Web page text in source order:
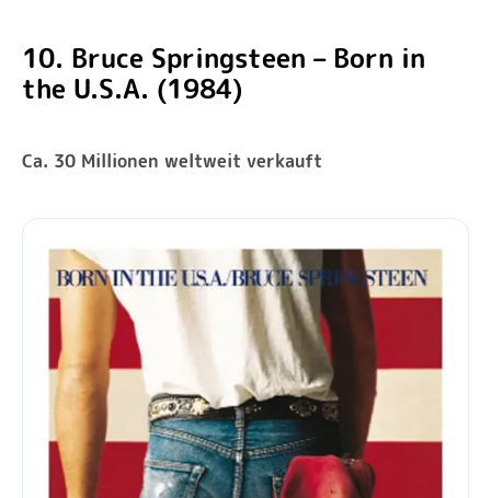
10. Bruce Springsteen – Born in
the U.S.A. (1984)
Ca. 30 Millionen weltweit verkauft